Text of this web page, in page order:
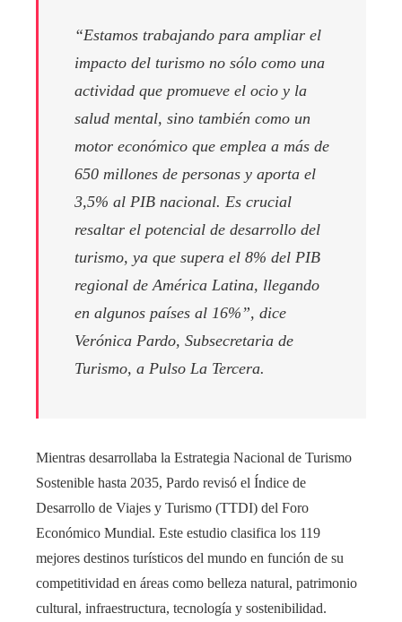
“Estamos trabajando para ampliar el
impacto del turismo no sólo como una
actividad que promueve el ocio y la
salud mental, sino también como un
motor económico que emplea a más de
650 millones de personas y aporta el
3,5% al ​​PIB nacional. Es crucial
resaltar el potencial de desarrollo del
turismo, ya que supera el 8% del PIB
regional de América Latina, llegando
en algunos países al 16%”, dice
Verónica Pardo, Subsecretaria de
Turismo, a Pulso La Tercera.
Mientras desarrollaba la Estrategia Nacional de Turismo
Sostenible hasta 2035, Pardo revisó el Índice de
Desarrollo de Viajes y Turismo (TTDI) del Foro
Económico Mundial. Este estudio clasifica los 119
mejores destinos turísticos del mundo en función de su
competitividad en áreas como belleza natural, patrimonio
cultural, infraestructura, tecnología y sostenibilidad.